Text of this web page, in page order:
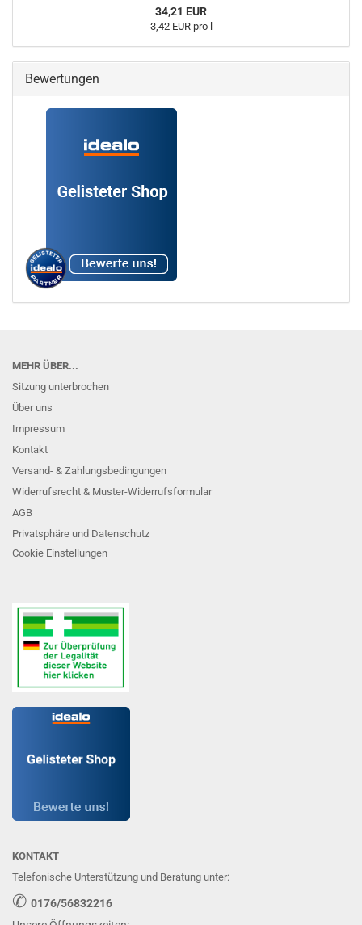
34,21 EUR
3,42 EUR pro l
Bewertungen
MEHR ÜBER...
Sitzung unterbrochen
Über uns
Impressum
Kontakt
Versand- & Zahlungsbedingungen
Widerrufsrecht & Muster-Widerrufsformular
AGB
Privatsphäre und Datenschutz
Cookie Einstellungen
KONTAKT
Telefonische Unterstützung und Beratung unter:
✆ 0176/56832216